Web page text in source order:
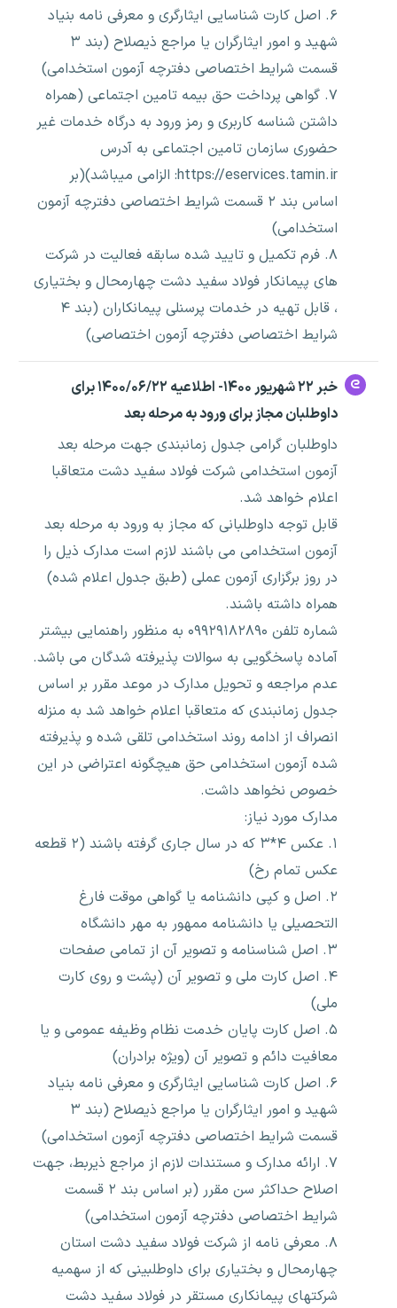
۶. اصل کارت شناسایی ایثارگری و معرفی نامه بنیاد
شهید و امور ایثارگران یا مراجع ذیصلاح (بند ۳
قسمت شرایط اختصاصی دفترچه آزمون استخدامی)
۷. گواهی پرداخت حق بیمه تامین اجتماعی (همراه
داشتن شناسه کاربری و رمز ورود به درگاه خدمات غیر
حضوری سازمان تامین اجتماعی به آدرس
https://eservices.tamin.ir: الزامی میباشد)(بر
اساس بند ۲ قسمت شرایط اختصاصی دفترچه آزمون
استخدامی)
۸. فرم تکمیل و تایید شده سابقه فعالیت در شرکت
های پیمانکار فولاد سفید دشت چهارمحال و بختیاری
، قابل تهیه در خدمات پرسنلی پیمانکاران (بند ۴
شرایط اختصاصی دفترچه آزمون اختصاصی)
خبر ۲۲ شهریور ۱۴۰۰- اطلاعیه ۱۴۰۰/۰۶/۲۲ برای
داوطلبان مجاز برای ورود به مرحله بعد
داوطلبان گرامی جدول زمانبندی جهت مرحله بعد
آزمون استخدامی شرکت فولاد سفید دشت متعاقبا
اعلام خواهد شد.
قابل توجه داوطلبانی که مجاز به ورود به مرحله بعد
آزمون استخدامی می باشند لازم است مدارک ذیل را
در روز برگزاری آزمون عملی (طبق جدول اعلام شده)
همراه داشته باشند.
شماره تلفن ۰۹۹۲۹۱۸۲۸۹۰ به منظور راهنمایی بیشتر
آماده پاسخگویی به سوالات پذیرفته شدگان می باشد.
عدم مراجعه و تحویل مدارک در موعد مقرر بر اساس
جدول زمانبندی که متعاقبا اعلام خواهد شد به منزله
انصراف از ادامه روند استخدامی تلقی شده و پذیرفته
شده آزمون استخدامی حق هیچگونه اعتراضی در این
خصوص نخواهد داشت.
مدارک مورد نیاز:
۱. عکس ۴*۳ که در سال جاری گرفته باشند (۲ قطعه
عکس تمام رخ)
۲. اصل و کپی دانشنامه یا گواهی موقت فارغ
التحصیلی یا دانشنامه ممهور به مهر دانشگاه
۳. اصل شناسنامه و تصویر آن از تمامی صفحات
۴. اصل کارت ملی و تصویر آن (پشت و روی کارت
ملی)
۵. اصل کارت پایان خدمت نظام وظیفه عمومی و یا
معافیت دائم و تصویر آن (ویژه برادران)
۶. اصل کارت شناسایی ایثارگری و معرفی نامه بنیاد
شهید و امور ایثارگران یا مراجع ذیصلاح (بند ۳
قسمت شرایط اختصاصی دفترچه آزمون استخدامی)
۷. ارائه مدارک و مستندات لازم از مراجع ذیربط، جهت
اصلاح حداکثر سن مقرر (بر اساس بند ۲ قسمت
شرایط اختصاصی دفترچه آزمون استخدامی)
۸. معرفی نامه از شرکت فولاد سفید دشت استان
چهارمحال و بختیاری برای داوطلبینی که از سهمیه
شرکتهای پیمانکاری مستقر در فولاد سفید دشت